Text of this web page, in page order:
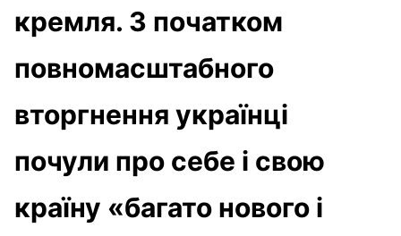
кремля. З початком
повномасштабного
вторгнення українці
почули про себе і свою
країну «багато нового і